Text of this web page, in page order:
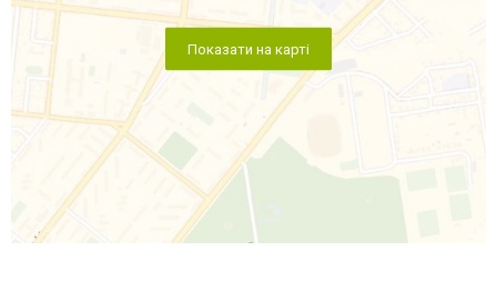
Показати на карті